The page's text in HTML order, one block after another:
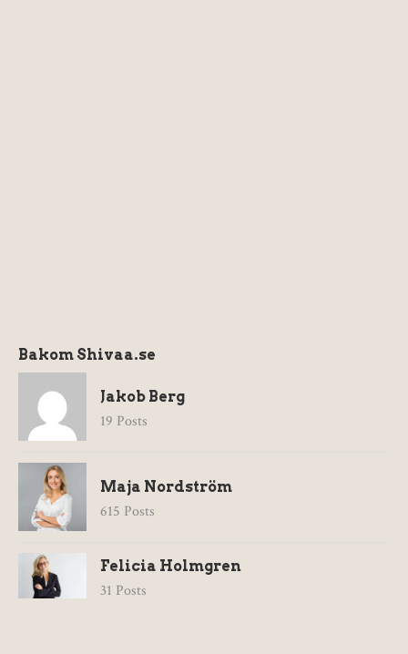
Bakom Shivaa.se
Jakob Berg
19 Posts
Maja Nordström
615 Posts
Felicia Holmgren
31 Posts